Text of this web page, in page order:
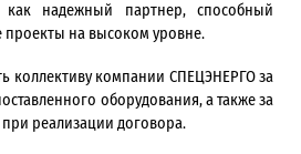
как надежный партнер, способный
проекты на высоком уровне.
коллективу компании СПЕЦЭНЕРГО за
оборудования, а также за
реализации договора.